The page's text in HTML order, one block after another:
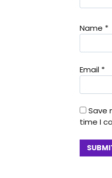
Name *
Email *
Save
time I